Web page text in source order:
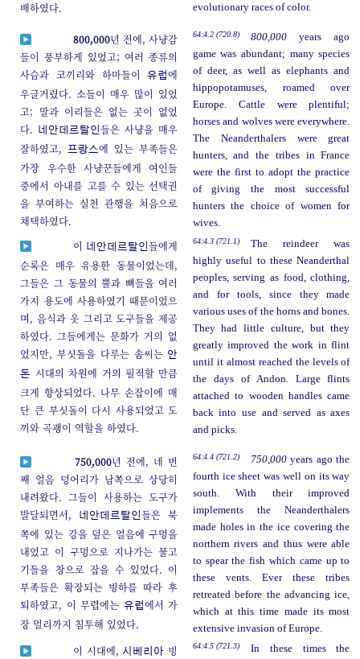
배하였다. evolutionary races of color.
800,000년 전에, 사냥감
들이 풍부하게 있었고; 여러 종류의
사슴과 코끼리와 하마들이유럽에
우글거렸다. 소들이 매우 많이 있었
고; 말과 이리들은 없는 곳이 없었
다.
네안데르탈인들은 사냥을 매우
잘하였고,
프랑스에 있는 부족들은
가장 우수한 사냥꾼들에게 여인들
중에서 아내를 고를 수 있는 선택권
을 부여하는 실천 관행을 처음으로
채택하였다.
64:4.2 (720.8) 800,000years ago
game was abundant; many species
of deer, as well as elephants and
hippopotamuses, roamed over
Europe. Cattle were plentiful;
horses and wolves were everywhere.
The Neanderthalers were great
hunters, and the tribes in France
were the first to adopt the practice
of giving the most successful
hunters the choice of women for
wives.
이 네안데르탈인들에게
순록은 매우 유용한 동물이었는데,
그들은 그 동물의 뿔과 뼈들을 여러
가지 용도에 사용하였기 때문이었으
며, 음식과 옷 그리고 도구들을 제공
하였다. 그들에게는 문화가 거의 없
었지만, 부싯돌을 다루는 솜씨는 안
돈
시대의 차원에 거의 필적할 만큼
크게 향상되었다. 나무 손잡이에 매
단 큰 부싯돌이 다시 사용되었고 도
끼와 곡괭이 역할을 하였다.
64:4.3 (721.1)
The reindeer was
highly useful to these Neanderthal
peoples, serving as food, clothing,
and for tools, since they made
various uses of the horns and bones.
They had little culture, but they
greatly improved the work in flint
until it almost reached the levels of
the days of Andon. Large flints
attached to wooden handles came
back into use and served as axes
and picks.
750,000년 전에, 네 번
째 얼음 덩어리가 남쪽으로 상당히
내려왔다. 그들이 사용하는 도구가
발달되면서,
네안데르탈인들은 북
쪽에 있는 강을 덮은 얼음에 구멍을
내었고 이 구멍으로 지나가는 물고
기들을 창으로 잡을 수 있었다. 이
부족들은 확장되는 빙하를 따라 후
퇴하였고, 이 무렵에는 유럽에서 가
장 멀리까지 침투해 있었다.
64:4.4 (721.2) 750,000years ago the
fourth ice sheet was well on its way
south. With their improved
implements the Neanderthalers
made holes in the ice covering the
northern rivers and thus were able
to spear the fish which came up to
these vents. Ever these tribes
retreated before the advancing ice,
which at this time made its most
extensive invasion of Europe.
이 시대에,시베리아 빙
64:4.5 (721.3)
In these times the